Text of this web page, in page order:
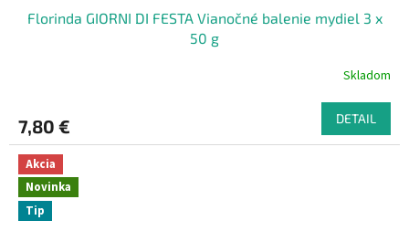
Florinda GIORNI DI FESTA Vianočné balenie mydiel 3 x
50 g
Skladom
7,80 € DETAIL
Akcia
Novinka
Tip